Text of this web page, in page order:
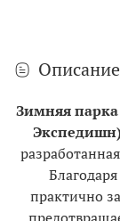
Описание
Зимняя парка
практично